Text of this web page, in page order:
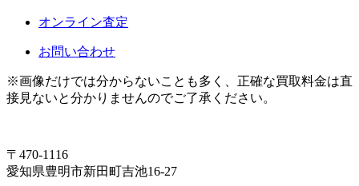
オンライン査定
お問い合わせ
※画像だけでは分からないことも多く、正確な買取料金は直
接見ないと分かりませんのでご了承ください。
〒470-1116
愛知県豊明市新田町吉池16-27